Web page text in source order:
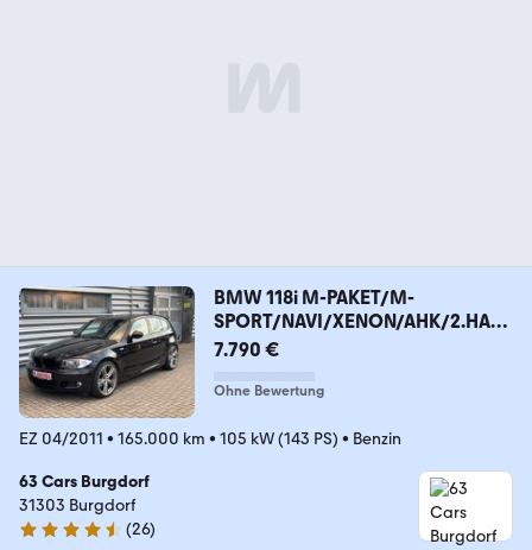
BMW 118i M-PAKET/M-
SPORT/NAVI/XENON/AHK/2.HAN
D
7.790 €
Ohne Bewertung
EZ 04/2011 • 165.000 km • 105 kW (143 PS) • Benzin
63 Cars Burgdorf
31303 Burgdorf
4.6 Sterne
(26)